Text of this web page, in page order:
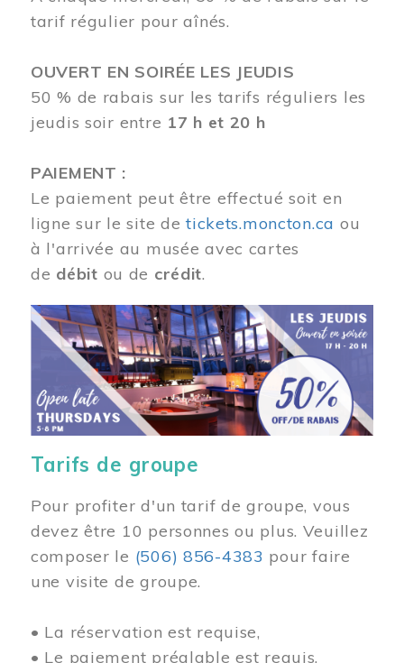
tarif régulier pour aînés.
OUVERT EN SOIRÉE LES JEUDIS
50 % de rabais sur les tarifs réguliers les
jeudis soir entre 17 h et 20 h
PAIEMENT :
Le paiement peut être effectué soit en
ligne sur le site detickets.moncton.ca ou
à l'arrivée au musée avec cartes
de débit ou de crédit.
Image
Tarifs de groupe
Pour profiter d'un tarif de groupe, vous
devez être 10 personnes ou plus. Veuillez
composer le (506) 856-4383 pour faire
une visite de groupe.
• La réservation est requise,
• Le paiement préalable est requis,